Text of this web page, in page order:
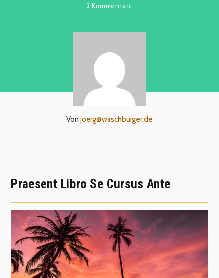
3 Kommentare
Von joerg@waschburger.de
Praesent Libro Se Cursus Ante